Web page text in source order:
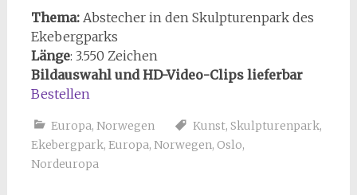
Thema:Abstecher in den Skulpturenpark des
Ekebergparks
Länge: 3.550 Zeichen
Bildauswahl und HD-Video-Clips lieferbar
Bestellen
Europa, Norwegen Kunst, Skulpturenpark,
Ekebergpark, Europa, Norwegen, Oslo,
Nordeuropa